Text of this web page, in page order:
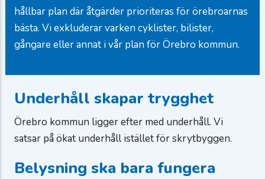
hållbar plan där åtgärder prioriteras för örebroarnas
bästa. Vi exkluderar varken cyklister, bilister,
gångare eller annat i vår plan för Örebro kommun.
Underhåll skapar trygghet
Örebro kommun ligger efter med underhåll. Vi
satsar på ökat underhåll istället för skrytbyggen.
Belysning ska bara fungera